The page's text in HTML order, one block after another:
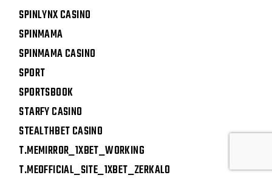
SPINLYNX CASINO
SPINMAMA
SPINMAMA CASINO
SPORT
SPORTSBOOK
STARFY CASINO
STEALTHBET CASINO
T.MEMIRROR_1XBET_WORKING
T.MEOFFICIAL_SITE_1XBET_ZERKALO